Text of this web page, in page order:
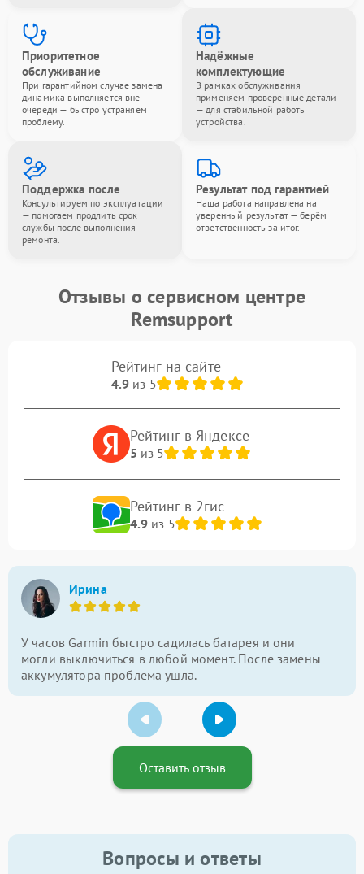
Приоритетное
обслуживание
При гарантийном случае замена
динамика выполняется вне
очереди — быстро устраняем
проблему.
Надёжные
комплектующие
В рамках обслуживания
применяем проверенные детали
— для стабильной работы
устройства.
Поддержка после
Консультируем по эксплуатации
— помогаем продлить срок
службы после выполнения
ремонта.
Результат под гарантией
Наша работа направлена на
уверенный результат — берём
ответственность за итог.
Отзывы о сервисном центре
Remsupport
Рейтинг на сайте
4.9из 5
Рейтинг в Яндексе
5 из 5
Рейтинг в 2гис
4.9из 5
Ирина
У часов Garmin быстро садилась батарея и они
могли выключиться в любой момент. После замены
аккумулятора проблема ушла.
Оставить отзыв
Вопросы и ответы